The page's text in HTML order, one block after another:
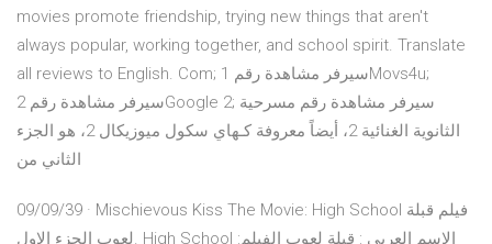
movies promote friendship, trying new things that aren't
always popular, working together, and school spirit. Translate
all reviews to English. Com; سيرفر مشاهدة رقم 1Movs4u;
سيرفر مشاهدة رقم 2Google 2; سيرفر مشاهدة رقم مسرحية
الثانوية الغنائية 2، أيضاً معروفة كـهاي سكول ميوزيكال 2، هو الجزء
09/09/39 · Mischievous Kiss The Movie: High School فيلم قبلة
لعوب الجزء الاول. High School الاسم العربي : قبلة لعوب الفيلم: